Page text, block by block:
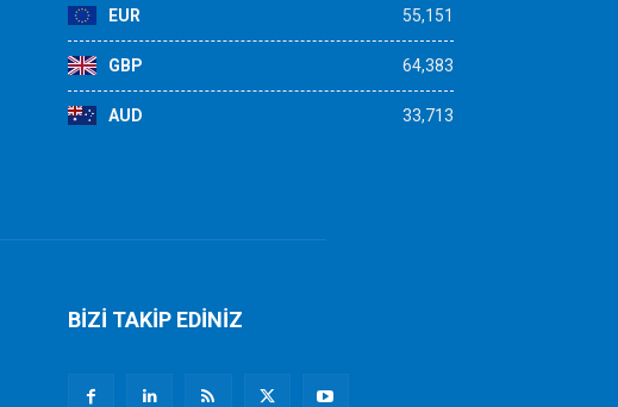
EUR 55,151
GBP 64,383
AUD 33,713
BİZİ TAKİP EDİNİZ